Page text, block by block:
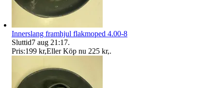
Innerslang framhjul flakmoped 4.00-8
Sluttid7 aug 21:17.
Pris:199 kr,Eller Köp nu 225 kr,.